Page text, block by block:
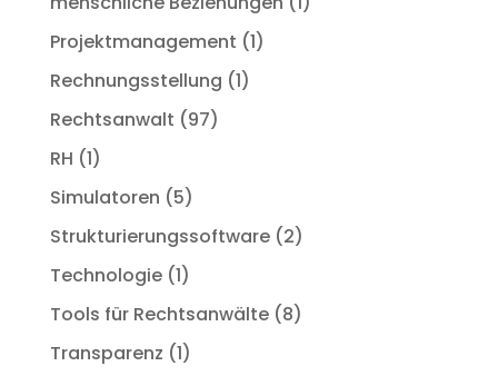
Projektmanagement (1)
Rechnungsstellung (1)
Rechtsanwalt (97)
RH (1)
Simulatoren (5)
Strukturierungssoftware(2)
Technologie(1)
Tools für Rechtsanwälte(8)
Transparenz (1)